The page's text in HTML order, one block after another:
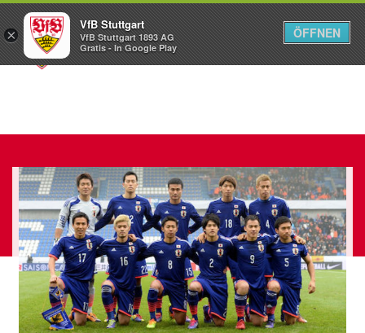
Menü
×
VfB Stuttgart
VfB Stuttgart 1893 AG
Gratis - In Google Play
ÖFFNEN